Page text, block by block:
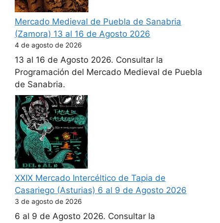
Mercado Medieval de Puebla de Sanabria
(Zamora) 13 al 16 de Agosto 2026
4 de agosto de 2026
13 al 16 de Agosto 2026. Consultar la
Programación del Mercado Medieval de Puebla
de Sanabria.
XXIX Mercado Intercéltico de Tapia de
Casariego (Asturias) 6 al 9 de Agosto 2026
3 de agosto de 2026
6 al 9 de Agosto 2026. Consultar la